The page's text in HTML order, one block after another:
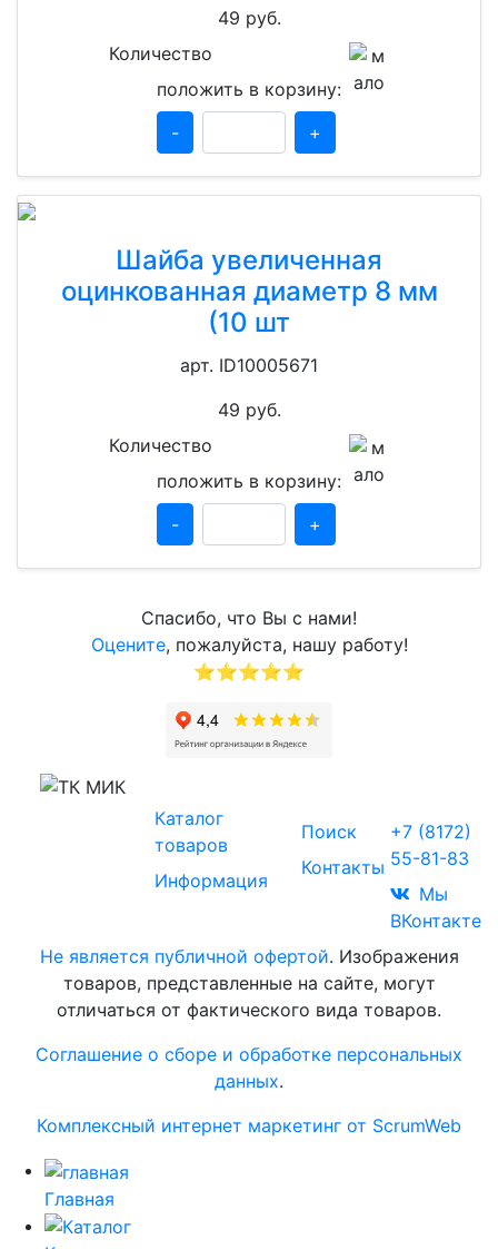
49 руб.
Количество
положить в корзину:
-
+
Шайба увеличенная
оцинкованная диаметр 8 мм
(10 шт
арт. ID10005671
49 руб.
Количество
положить в корзину:
-
+
Спасибо, что Вы с нами!
Оцените, пожалуйста, нашу работу!
⭐⭐⭐⭐⭐
Каталог
товаров
Информация
Поиск
Контакты
+7 (8172)
55-81-83
Мы
ВКонтакте
Не является публичной офертой. Изображения
товаров, представленные на сайте, могут
отличаться от фактического вида товаров.
Соглашение о сборе и обработке персональных
данных.
Комплексный интернет маркетинг от ScrumWeb
Главная